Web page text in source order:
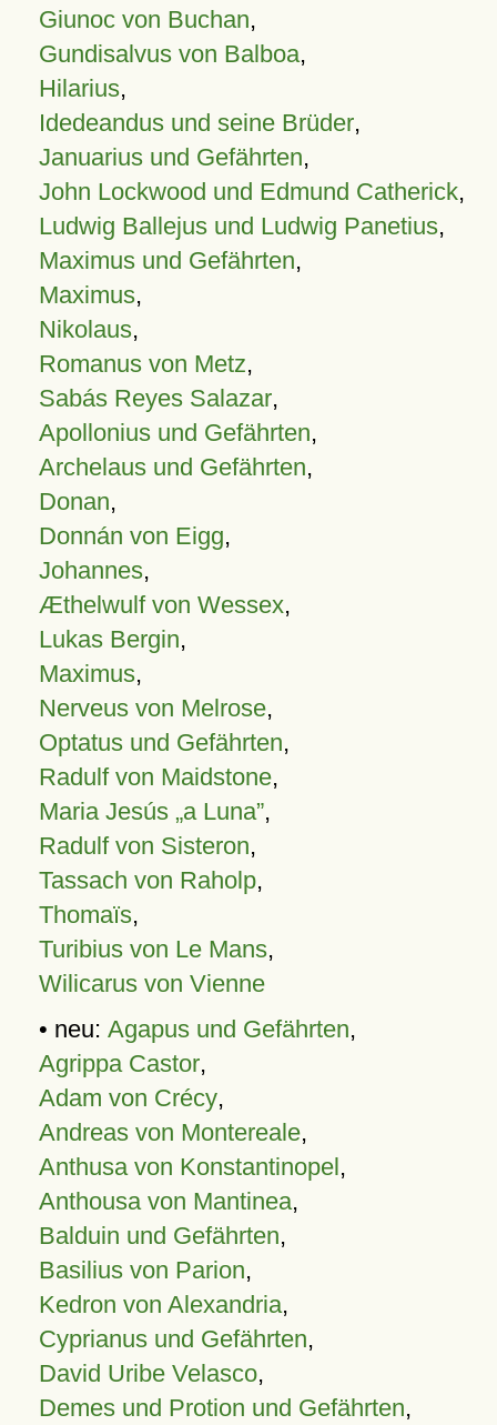
Giunoc von Buchan,
Gundisalvus von Balboa,
Hilarius,
Idedeandus und seine Brüder,
Januarius und Gefährten,
John Lockwood und Edmund Catherick,
Ludwig Ballejus und Ludwig Panetius,
Maximus und Gefährten,
Maximus,
Nikolaus,
Romanus von Metz,
Sabás Reyes Salazar,
Apollonius und Gefährten,
Archelaus und Gefährten,
Donan,
Donnán von Eigg,
Johannes,
Æthelwulf von Wessex,
Lukas Bergin,
Maximus,
Nerveus von Melrose,
Optatus und Gefährten,
Radulf von Maidstone,
Maria Jesús „a Luna”,
Radulf von Sisteron,
Tassach von Raholp,
Thomaïs,
Turibius von Le Mans,
Wilicarus von Vienne
• neu: Agapus und Gefährten,
Agrippa Castor,
Adam von Crécy,
Andreas von Montereale,
Anthusa von Konstantinopel,
Anthousa von Mantinea,
Balduin und Gefährten,
Basilius von Parion,
Kedron von Alexandria,
Cyprianus und Gefährten,
David Uribe Velasco,
Demes und Protion und Gefährten,